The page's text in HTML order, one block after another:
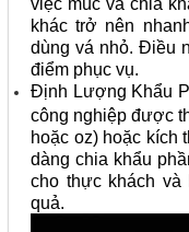
khác trở nên
dùng vá nhỏ. Điều
điểm phục vụ.
Định Lượng Khẩu
công nghiệp được
hoặc oz) hoặc kích
dàng chia khẩu
cho thực khách và
quả.